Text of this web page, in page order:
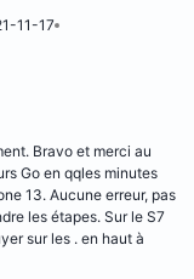
11-17
Bravo et merci au
Go en qqles minutes
13. Aucune erreur, pas
les étapes. Sur le S7
sur les . en haut à